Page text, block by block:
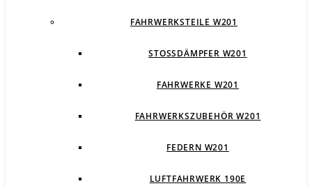
FAHRWERKSTEILE W201
STOSSDÄMPFER W201
FAHRWERKE W201
FAHRWERKSZUBEHÖR W201
FEDERN W201
LUFTFAHRWERK 190E